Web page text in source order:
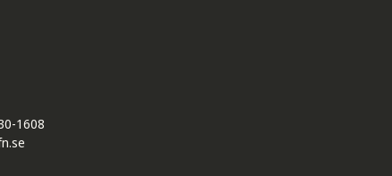
1608